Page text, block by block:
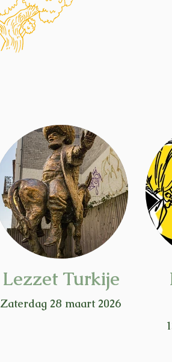
Lezzet Turkije
Zaterdag 28 maart 2026